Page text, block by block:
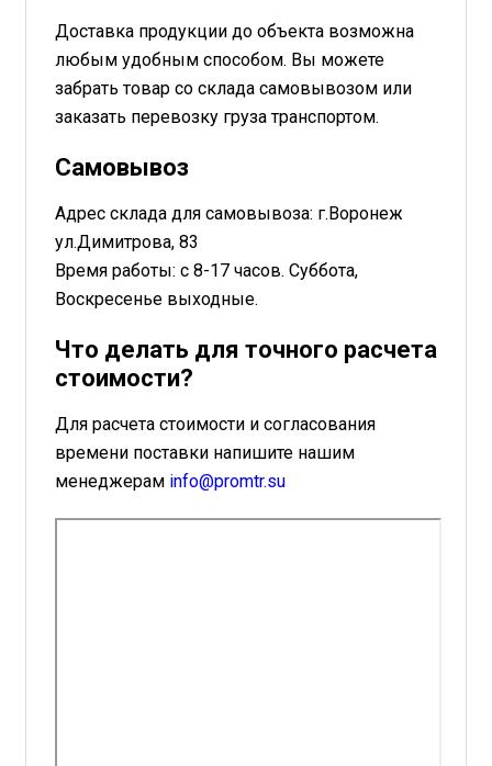
Доставка продукции до объекта возможна
любым удобным способом. Вы можете
забрать товар со склада самовывозом или
заказать перевозку груза транспортом.
Самовывоз
Адрес склада для самовывоза: г.Воронеж
ул.Димитрова, 83
Время работы: с 8-17 часов. Суббота,
Воскресенье выходные.
Что делать для точного расчета
стоимости?
Для расчета стоимости и согласования
времени поставки напишите нашим
менеджерам info@promtr.su